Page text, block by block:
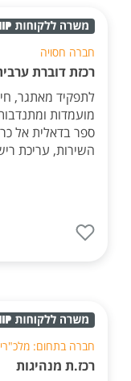
חברה חסויה
רכזת דוברת
לתפקיד מאתגר,
מועמדות
ספר בדאלית אל
השירות, עריכת
חברה בתחום:
רכז.ת מנהיגות